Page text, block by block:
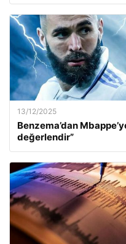
13/12/2025
Benzema’dan
değerlendir”